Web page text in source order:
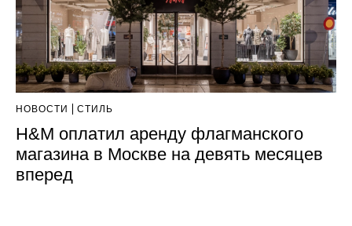
НОВОСТИ СТИЛЬ
H&M оплатил аренду флагманского
магазина в Москве на девять месяцев
вперед